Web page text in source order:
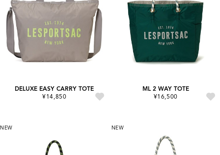
DELUXE EASY CARRY TOTE
¥14,850
ML 2 WAY TOTE
¥16,500
NEW NEW